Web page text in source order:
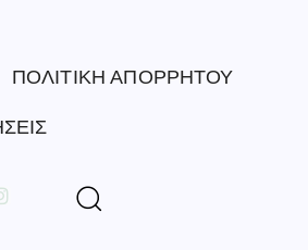
ΠΟΛΙΤΙΚΗ ΑΠΟΡΡΗΤΟΥ